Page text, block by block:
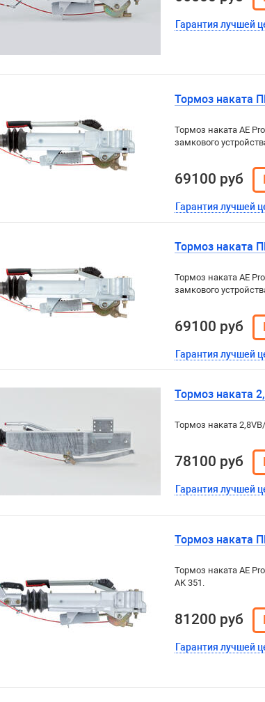
Гарантия лучшей
Тормоз наката
Тормоз наката AE
замкового
69100 руб
Гарантия лучшей
Тормоз наката
Тормоз наката AE
замкового
69100 руб
Гарантия лучшей
Тормоз наката
Тормоз наката
78100 руб
Гарантия лучшей
Тормоз наката
Тормоз наката AE
AK 351.
81200 руб
Гарантия лучшей